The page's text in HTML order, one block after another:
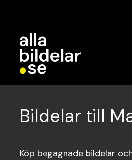
Bildelar till
Köp begagnade bildelar